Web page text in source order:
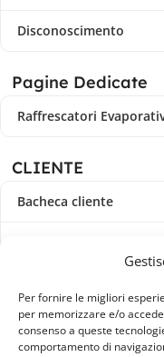
Per fornire le migliori
per memorizzare e/o
consenso a queste
comportamento di
Disconoscimento
Pagine Dedicate
Raffrescatori
CLIENTE
Bacheca cliente
Indirizzi